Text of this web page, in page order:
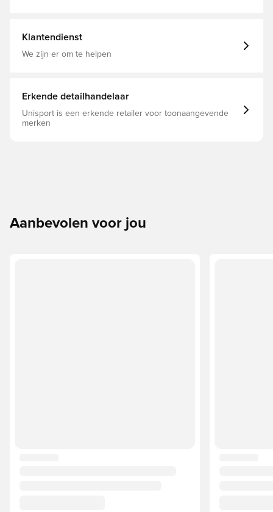
Klantendienst
We zijn er om te helpen
Erkende detailhandelaar
Unisport is een erkende retailer voor toonaangevende
merken
Aanbevolen voor jou